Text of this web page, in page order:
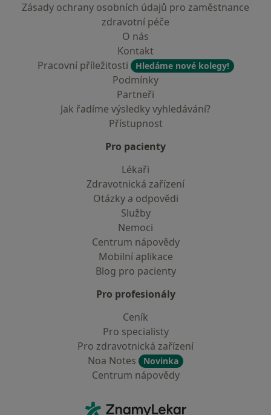
Zásady ochrany osobních údajů pro zaměstnance
zdravotní péče
O nás
Kontakt
Pracovní příležitosti
Hledáme nové kolegy!
Podmínky
Partneři
Jak řadíme výsledky vyhledávání?
Přístupnost
Pro pacienty
Lékaři
Zdravotnická zařízení
Otázky a odpovědi
Služby
Nemoci
Centrum nápovědy
Mobilní aplikace
Blog pro pacienty
Pro profesionály
Ceník
Pro specialisty
Pro zdravotnická zařízení
Noa Notes
Novinka
Centrum nápovědy
ZnamyLekar - Hlavní stránka